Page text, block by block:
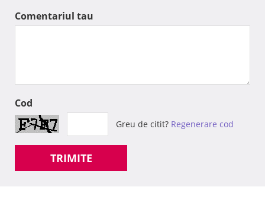
Comentariul tau
Cod
Greu de citit? Regenerare cod
TRIMITE